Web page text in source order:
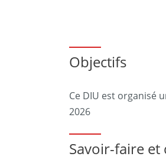
Objectifs
Ce DIU est organisé
2026
Savoir-faire et